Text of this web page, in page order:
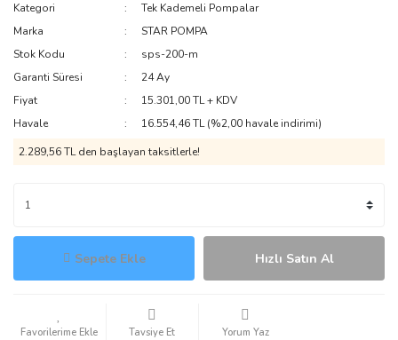
Kategori
Tek Kademeli Pompalar
Marka
STAR POMPA
Stok Kodu
sps-200-m
Garanti Süresi
24 Ay
Fiyat
15.301,00 TL + KDV
Havale
16.554,46 TL (%2,00 havale indirimi)
2.289,56 TL den başlayan taksitlerle!
Sepete Ekle Hızlı Satın Al
Tavsiye Et Yorum Yaz